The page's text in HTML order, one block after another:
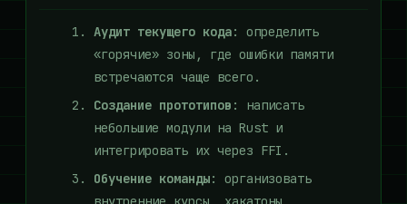
Аудит текущего кода: определить
«горячие» зоны, где ошибки памяти
встречаются чаще всего.
Создание прототипов : написать
небольшие модули на Rust и
интегрировать их через FFI.
Обучение команды: организовать